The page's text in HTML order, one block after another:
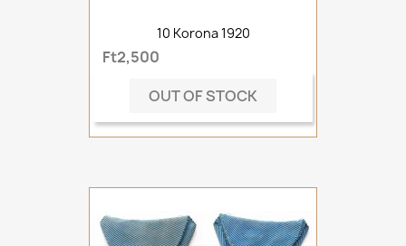
10 Korona 1920
Ft2,500
OUT OF STOCK